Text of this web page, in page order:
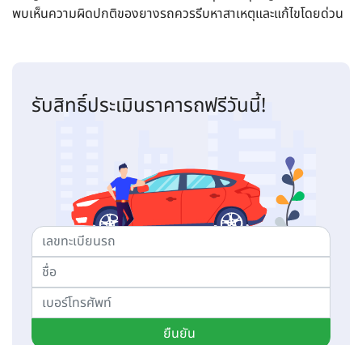
พบเห็นความผิดปกติของยางรถควรรีบหาสาเหตุและแก้ไขโดยด่วน
รับสิทธิ์ประเมินราคารถฟรีวันนี้!
ยืนยัน